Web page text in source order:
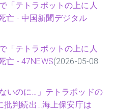
「テトラポットの上に人
亡 - 中国新聞デジタル
「テトラポットの上に人
亡 - 47NEWS(2026-05-08
いのに…」テトラポッドの
批判続出…海上保安庁は